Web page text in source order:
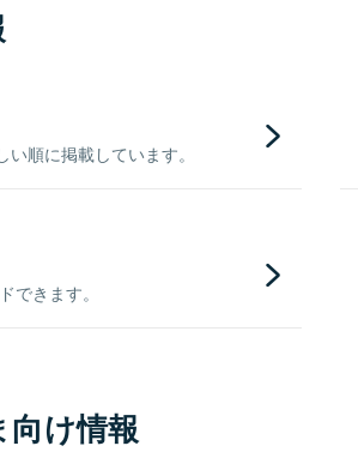
順に掲載しています。
できます。
け情報